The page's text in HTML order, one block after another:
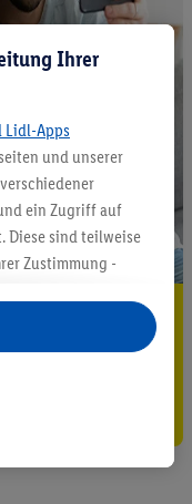
Ihrer
Lidl-Apps
und unserer
ein Zugriff auf
sind teilweise
Zustimmung -
IAB TCF
Werbung
werden